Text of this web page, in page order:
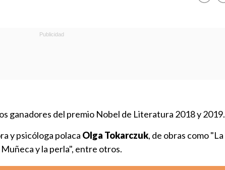
ganadores del premio Nobel de Literatura 2018 y 2019.
y psicóloga polaca Olga Tokarczuk, de obras como "La
y la perla", entre otros.